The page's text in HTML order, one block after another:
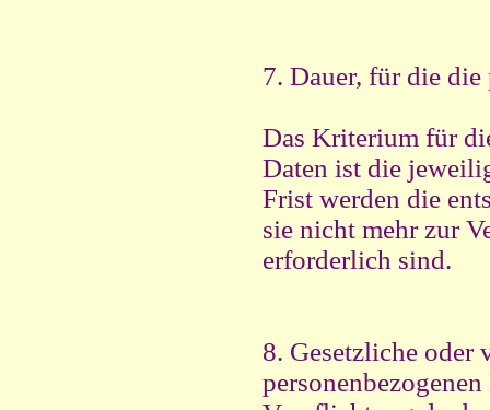
7. Dauer, für die die
Das Kriterium für
Daten ist die
Frist werden die
sie nicht mehr zur
erforderlich sind.
8. Gesetzliche oder